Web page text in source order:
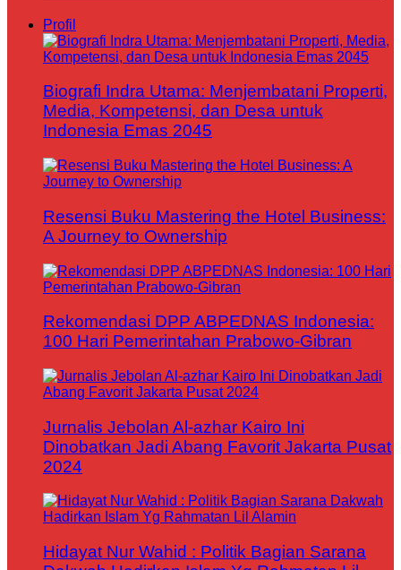
Profil
Biografi Indra Utama: Menjembatani Properti,
Media, Kompetensi, dan Desa untuk
Indonesia Emas 2045
Resensi Buku Mastering the Hotel Business:
A Journey to Ownership
Rekomendasi DPP ABPEDNAS Indonesia:
100 Hari Pemerintahan Prabowo-Gibran
Jurnalis Jebolan Al-azhar Kairo Ini
Dinobatkan Jadi Abang Favorit Jakarta Pusat
2024
Hidayat Nur Wahid : Politik Bagian Sarana